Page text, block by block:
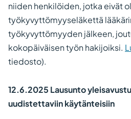
niiden henkilöiden, jotka eivät
työkyvyttömyyseläkettä
työkyvyttömyyden jälkeen,
kokopäiväisen työn hakijoiksi.
tiedosto).
12.6.2025 Lausunto
uudistettaviin käytänteisiin